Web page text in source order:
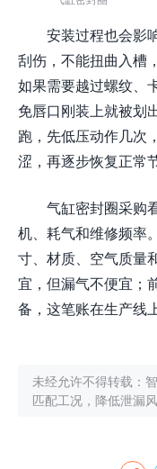
安装过程也会影
刮伤，不能扭曲入槽
如果需要越过螺纹、
免唇口刚装上就被划
跑，先低压动作几次
涩，再逐步恢复正常
气缸密封圈采购
机、耗气和维修频率
寸、材质、空气质量
宜，但漏气不便宜；
备，这笔账在生产线
未经允许不得转载：
匹配工况，降低泄漏